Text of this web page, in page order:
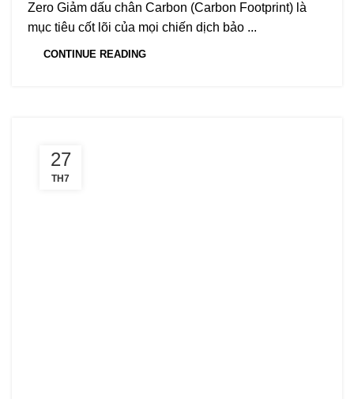
Zero Giảm dấu chân Carbon (Carbon Footprint) là
mục tiêu cốt lõi của mọi chiến dịch bảo ...
CONTINUE READING
27
TH7